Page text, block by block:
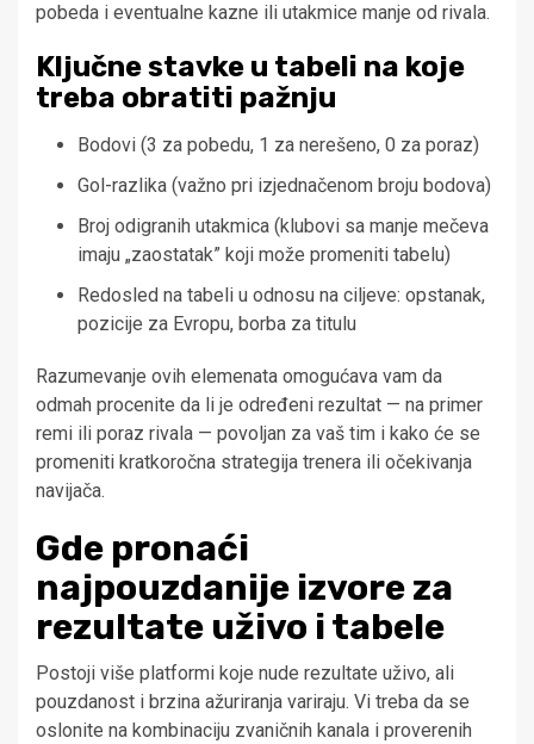
pobeda i eventualne kazne ili utakmice manje od rivala.
Ključne stavke u tabeli na koje
treba obratiti pažnju
Bodovi (3 za pobedu, 1 za nerešeno, 0 za poraz)
Gol-razlika (važno pri izjednačenom broju bodova)
Broj odigranih utakmica (klubovi sa manje mečeva
imaju „zaostatak” koji može promeniti tabelu)
Redosled na tabeli u odnosu na ciljeve: opstanak,
pozicije za Evropu, borba za titulu
Razumevanje ovih elemenata omogućava vam da
odmah procenite da li je određeni rezultat — na primer
remi ili poraz rivala — povoljan za vaš tim i kako će se
promeniti kratkoročna strategija trenera ili očekivanja
navijača.
Gde pronaći
najpouzdanije izvore za
rezultate uživo i tabele
Postoji više platformi koje nude rezultate uživo, ali
pouzdanost i brzina ažuriranja variraju. Vi treba da se
oslonite na kombinaciju zvaničnih kanala i proverenih